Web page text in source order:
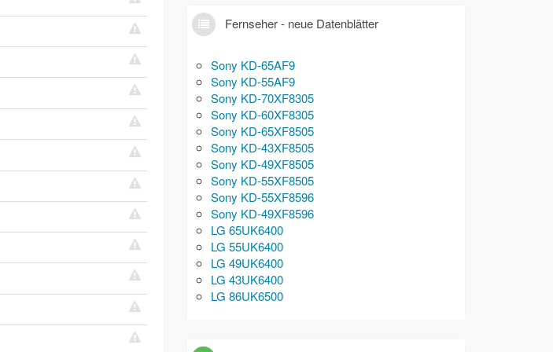
Fernseher - neue Datenblätter
Sony KD-65AF9
Sony KD-55AF9
Sony KD-70XF8305
Sony KD-60XF8305
Sony KD-65XF8505
Sony KD-43XF8505
Sony KD-49XF8505
Sony KD-55XF8505
Sony KD-55XF8596
Sony KD-49XF8596
LG 65UK6400
LG 55UK6400
LG 49UK6400
LG 43UK6400
LG 86UK6500